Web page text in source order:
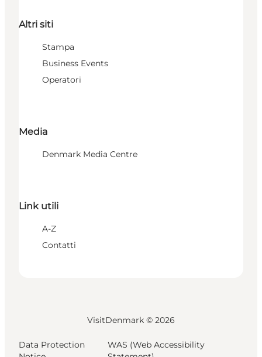
Altri siti
Stampa
Business Events
Operatori
Media
Denmark Media Centre
Link utili
A-Z
Contatti
VisitDenmark © 2026
Data Protection
WAS (Web Accessibility